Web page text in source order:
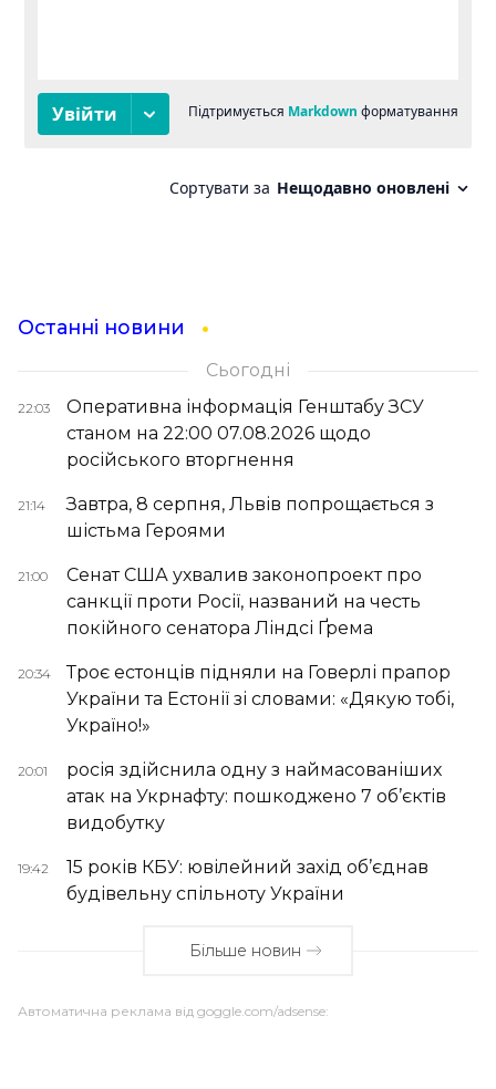
Останні новини
Сьогодні
22:03
Оперативна інформація Генштабу ЗСУ
станом на 22:00 07.08.2026 щодо
російського вторгнення
21:14
Завтра, 8 серпня, Львів попрощається з
шістьма Героями
21:00
Сенат США ухвалив законопроект про
санкції проти Росії, названий на честь
покійного сенатора Ліндсі Ґрема
20:34
Троє естонців підняли на Говерлі прапор
України та Естонії зі словами: «Дякую тобі,
Україно!»
20:01
росія здійснила одну з наймасованіших
атак на Укрнафту: пошкоджено 7 об’єктів
видобутку
19:42
15 років КБУ: ювілейний захід об’єднав
будівельну спільноту України
Більше новин
Автоматична реклама від goggle.com/adsense: